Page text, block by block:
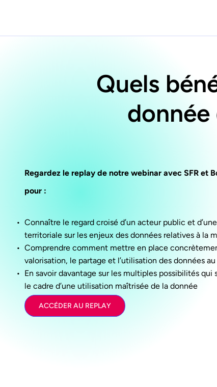
Quels
donnée
Regardez le replay de notre webinar avec SFR et
pour :
Connaître le regard croisé d’un acteur public et
territoriale sur les enjeux des données relatives à la
Comprendre comment mettre en place
valorisation, le partage et l’utilisation des données
En savoir davantage sur les multiples possibilités qui
le cadre d’une utilisation maîtrisée de la donnée
ACCÉDER AU REPLAY